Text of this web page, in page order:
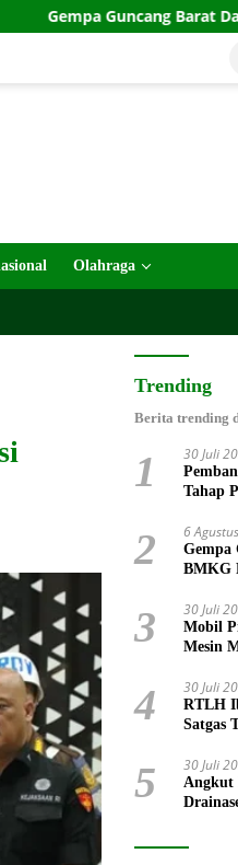
Guncang Barat Daya
Olahraga
Trending
Berita trending
1 30 Juli
Tahap
2 6
Gempa
BMKG
3 30 Juli
Mobil
Mesin
4 30 Juli
RTLH
Satgas
5 30 Juli
Angkut